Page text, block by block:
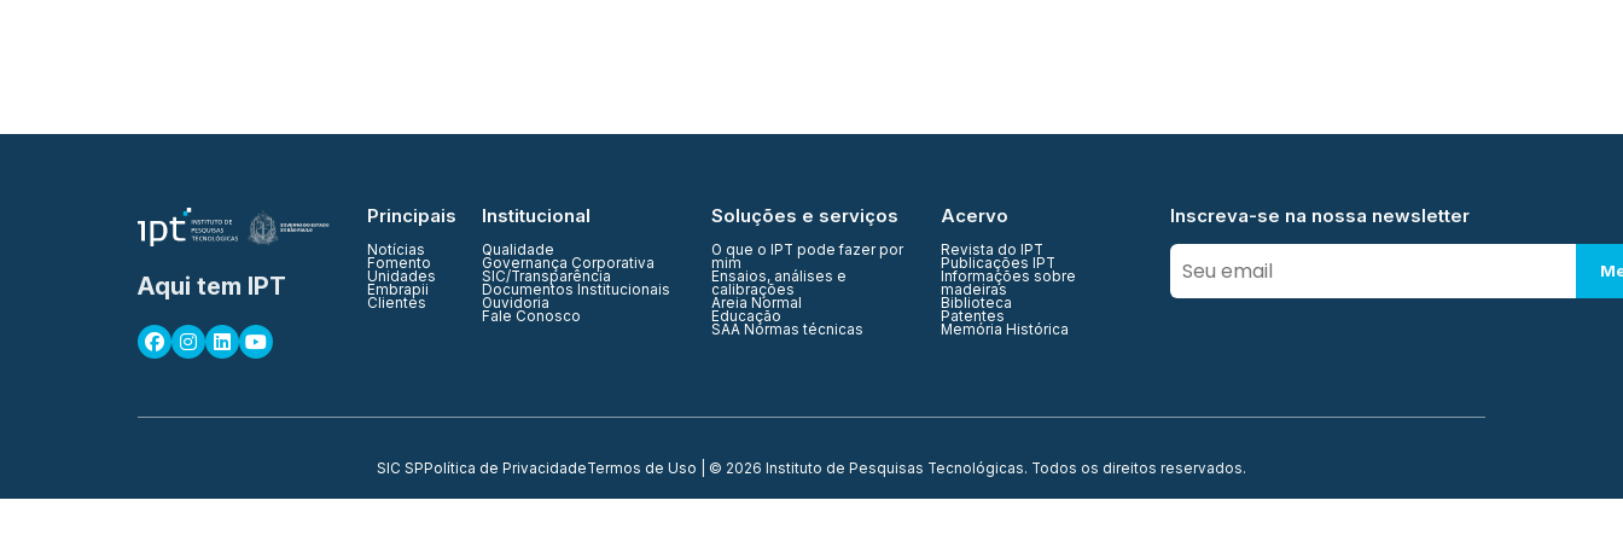
Aqui tem IPT
Principais
Notícias
Fomento
Unidades
Embrapii
Clientes
Institucional
Qualidade
Governança Corporativa
SIC/Transparência
Documentos Institucionais
Ouvidoria
Fale Conosco
Soluções e serviços
O que o IPT pode fazer por
mim
Ensaios, análises e
calibrações
Areia Normal
Educação
SAA Normas técnicas
Acervo
Revista do IPT
Publicações IPT
Informações sobre
madeiras
Biblioteca
Patentes
Memória Histórica
Inscreva-se na nossa newsletter
SIC SPPolítica de PrivacidadeTermos de Uso | © 2026 Instituto de Pesquisas Tecnológicas. Todos os direitos reservados.